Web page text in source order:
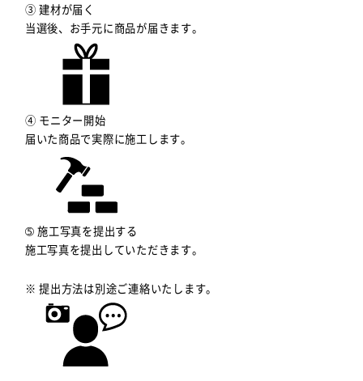
③ 建材が届く
当選後、お手元に商品が届きます。
④ モニター開始
届いた商品で実際に施工します。
➄ 施工写真を提出する
施工写真を提出していただきます。
※ 提出方法は別途ご連絡いたします。